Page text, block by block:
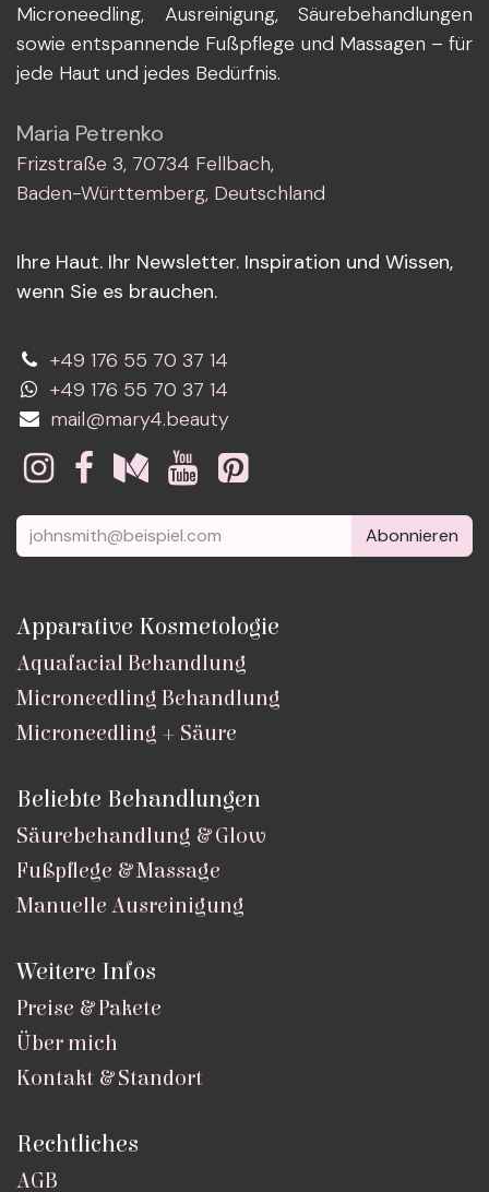
Microneedling, Ausreinigung, Säurebehandlungen
sowie entspannende Fußpflege und Massagen – für
jede Haut und jedes Bedürfnis.
Maria Petrenko
Frizstraße 3, 70734 Fellbach,
Baden-Württemberg, Deutschland
Ihre Haut. Ihr Newsletter. Inspiration und Wissen,
wenn Sie es brauchen.
+49 176 55 70 37 14
+49 176 55 70 37 14
mail@mary4.beauty
Abonnieren
Apparative Kosmetologie
Aquafacial Behandlung
Microneedling Behandlung
Microneedling + Säure
Beliebte Behandlungen
Säurebehandlung & Glow
Fußpflege & Massage
Manuelle Ausreinigung
Weitere Infos
Preise & Pakete
Über mich
Kontakt & Standort
Rechtliches
AGB